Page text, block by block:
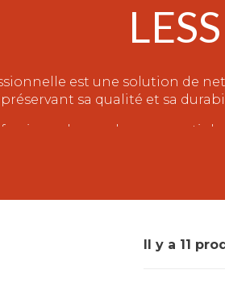
est une solution de
sa qualité et sa
vous devez garantir la
Il y a 11